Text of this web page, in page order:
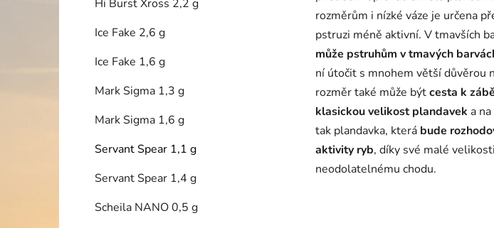
Hi Burst Xross 2,2 g
Ice Fake 2,6 g
Ice Fake 1,6 g
Mark Sigma 1,3 g
Mark Sigma 1,6 g
Servant Spear 1,1 g
Servant Spear 1,4 g
Scheila NANO 0,5 g
rozměrům i nízké váze je určena
pstruzi méně aktivní. V tmavších
může pstruhům v tmavých
ní útočit s mnohem větší důvěrou
rozměr také může býtcesta k
klasickou velikost plandavek a
tak plandavka, která bude
aktivity ryb, díky své malé
neodolatelnému chodu.